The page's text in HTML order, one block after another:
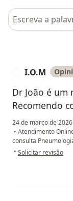
Pesquisar em
I.O.M
Dr João é um
Recomendo
24 de março de 2026
• Atendimento
consulta
• na opinião do
Solicitar revisão